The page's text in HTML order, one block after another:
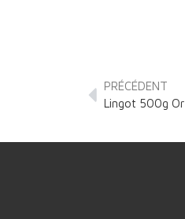
PRÉCÉDENT
Lingot 500g Or